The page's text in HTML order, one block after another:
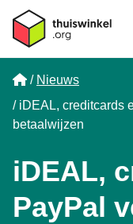
Home
Nieuws
iDEAL, creditcards
betaalwijzen
iDEAL,
PayPal